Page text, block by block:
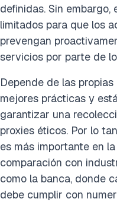
definidas. Sin
limitados para que los
prevengan
servicios por parte de
Depende de las
mejores prácticas y
garantizar una
proxies éticos. Por lo
es más importante en
comparación con
como la banca, donde
debe cumplir con